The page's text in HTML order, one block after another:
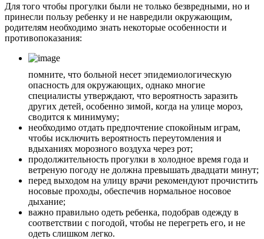
Для того чтобы прогулки были не только безвредными, но и
принесли пользу ребенку и не навредили окружающим,
родителям необходимо знать некоторые особенности и
противопоказания:
помните, что больной несет эпидемиологическую
опасность для окружающих, однако многие
специалисты утверждают, что вероятность заразить
других детей, особенно зимой, когда на улице мороз,
сводится к минимуму;
необходимо отдать предпочтение спокойным играм,
чтобы исключить вероятность переутомления и
вдыханиях морозного воздуха через рот;
продолжительность прогулки в холодное время года и
ветреную погоду не должна превышать двадцати минут;
перед выходом на улицу врачи рекомендуют прочистить
носовые проходы, обеспечив нормальное носовое
дыхание;
важно правильно одеть ребенка, подобрав одежду в
соответствии с погодой, чтобы не перегреть его, и не
одеть слишком легко.